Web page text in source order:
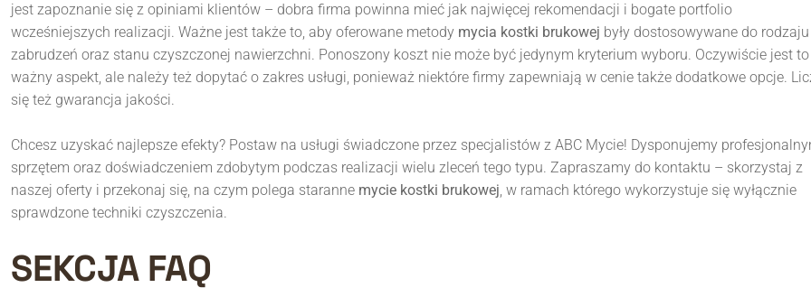
jest zapoznanie się z opiniami klientów – dobra firma powinna mieć jak najwięcej rekomendacji i bogate portfolio
wcześniejszych realizacji. Ważne jest także to, aby oferowane metody mycia kostki brukowej były dostosowywane do rodzaju
zabrudzeń oraz stanu czyszczonej nawierzchni. Ponoszony koszt nie może być jedynym kryterium wyboru. Oczywiście jest to
ważny aspekt, ale należy też dopytać o zakres usługi, ponieważ niektóre firmy zapewniają w cenie także dodatkowe opcje.
się też gwarancja jakości.
Chcesz uzyskać najlepsze efekty? Postaw na usługi świadczone przez specjalistów z ABC Mycie! Dysponujemy
sprzętem oraz doświadczeniem zdobytym podczas realizacji wielu zleceń tego typu. Zapraszamy do kontaktu – skorzystaj z
naszej oferty i przekonaj się, na czym polega staranne mycie kostki brukowej, w ramach którego wykorzystuje się wyłącznie
sprawdzone techniki czyszczenia.
SEKCJA FAQ